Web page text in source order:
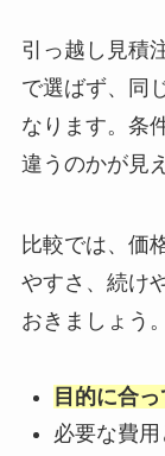
引っ越し見積
で選ばず、同
なります。条
違うのかが見
比較では、価
やすさ、続け
おきましょう。
目的に合
必要な費